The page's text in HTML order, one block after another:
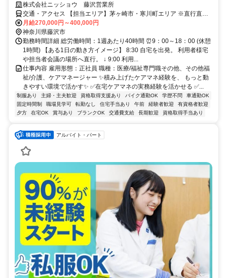
株式会社ニッショウ 藤沢営業所
交通・アクセス 【担当エリア】茅ヶ崎市・寒川町エリア ※直行直帰
※在宅勤務可能
月給270,000円～400,000円
神奈川県藤沢市
勤務時間詳細 総労働時間：1週あたり40時間 ⏰9：00～18：00 (休憩
1時間) 【ある1日の動き方イメージ】 8:30 自宅を出発。 利用者様宅
や担当者会議の場所へ直行。 ↓ 9:00 利用...
仕事内容 雇用形態：正社員 職種：医療/福祉専門職その他、その他福
祉/介護、ケアマネージャー ✨積み上げたケアマネ経験を、 もっと動
きやすい環境で活かす✨ ✅在宅ケアマネの実務経験を活かせる ✅...
制服あり 主婦・主夫歓迎 資格取得支援あり バイク通勤OK 学歴不問
車通勤OK
固定時間制
職場見学可 転勤なし 住宅手当あり 午前 経験者歓迎
有資格者歓迎
夕方
在宅OK 賞与あり ブランクOK 交通費支給 長期歓迎 資格取得手当あり
アルバイト・パート